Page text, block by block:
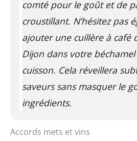
comté pour le goût et de
croustillant. N’hésitez pas
ajouter une cuillère à café
Dijon dans votre
cuisson. Cela réveillera
saveurs sans masquer le
ingrédients.
Accords mets et vins